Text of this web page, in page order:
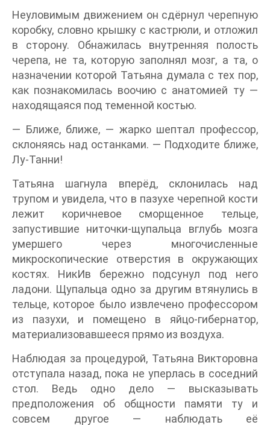
Неуловимым движением он сдёрнул черепную
коробку, словно крышку с кастрюли, и отложил
в сторону. Обнажилась внутренняя полость
черепа, не та, которую заполнял мозг, а та, о
назначении которой Татьяна думала с тех пор,
как познакомилась воочию с анатомией ту —
находящаяся под теменной костью.
— Ближе, ближе, — жарко шептал профессор,
склоняясь над останками. — Подходите ближе,
Лу-Танни!
Татьяна шагнула вперёд, склонилась над
трупом и увидела, что в пазухе черепной кости
лежит коричневое сморщенное тельце,
запустившие ниточки-щупальца вглубь мозга
умершего через многочисленные
микроскопические отверстия в окружающих
костях. НикИв бережно подсунул под него
ладони. Щупальца одно за другим втянулись в
тельце, которое было извлечено профессором
из пазухи, и помещено в яйцо-гибернатор,
материализовавшееся прямо из воздуха.
Наблюдая за процедурой, Татьяна Викторовна
отступала назад, пока не уперлась в соседний
стол. Ведь одно дело — высказывать
предположения об общности памяти ту и
совсем другое — наблюдать её